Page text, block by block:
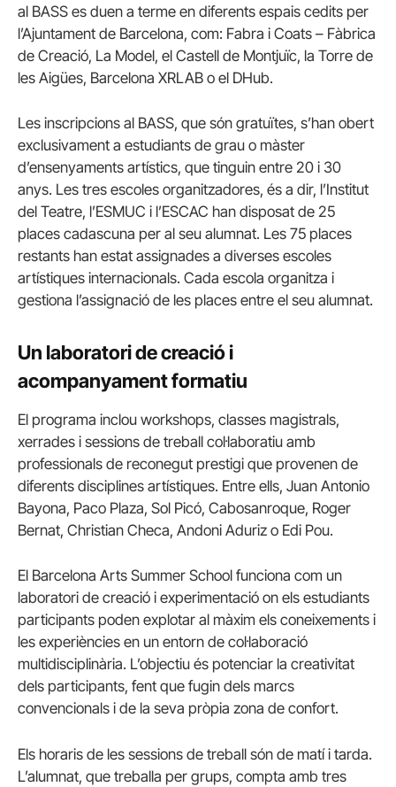
al BASS es duen a terme en diferents espais cedits per
l’Ajuntament de Barcelona, com: Fabra i Coats – Fàbrica
de Creació, La Model, el Castell de Montjuïc, la Torre de
les Aigües, Barcelona XRLAB o el DHub.
Les inscripcions al BASS, que són gratuïtes, s’han obert
exclusivament a estudiants de grau o màster
d’ensenyaments artístics, que tinguin entre 20 i 30
anys. Les tres escoles organitzadores, és a dir, l’Institut
del Teatre, l’ESMUC i l’ESCAC han disposat de 25
places cadascuna per al seu alumnat. Les 75 places
restants han estat assignades a diverses escoles
artístiques internacionals. Cada escola organitza i
gestiona l’assignació de les places entre el seu alumnat.
Un laboratori de creació i
acompanyament formatiu
El programa inclou workshops, classes magistrals,
xerrades i sessions de treball col·laboratiu amb
professionals de reconegut prestigi que provenen de
diferents disciplines artístiques. Entre ells, Juan Antonio
Bayona, Paco Plaza, Sol Picó, Cabosanroque, Roger
Bernat, Christian Checa, Andoni Aduriz o Edi Pou.
El Barcelona Arts Summer School funciona com un
laboratori de creació i experimentació on els estudiants
participants poden explotar al màxim els coneixements i
les experiències en un entorn de col·laboració
multidisciplinària. L’objectiu és potenciar la creativitat
dels participants, fent que fugin dels marcs
convencionals i de la seva pròpia zona de confort.
Els horaris de les sessions de treball són de matí i tarda.
L’alumnat, que treballa per grups, compta amb tres